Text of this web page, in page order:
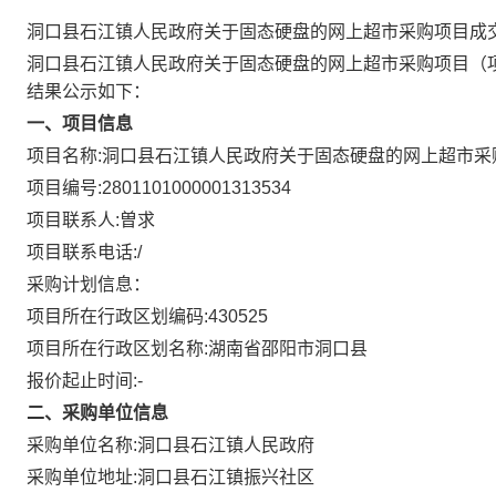
洞口县石江镇人民政府关于固态硬盘的网上超市采购项目成
洞口县石江镇人民政府关于固态硬盘的网上超市采购项目
结果公示如下：
一、项目信息
项目名称:洞口县石江镇人民政府关于固态硬盘的网上超市采
项目编号:2801101000001313534
项目联系人:曽求
项目联系电话:/
采购计划信息：
项目所在行政区划编码:430525
项目所在行政区划名称:湖南省邵阳市洞口县
报价起止时间:-
二、采购单位信息
采购单位名称:洞口县石江镇人民政府
采购单位地址:洞口县石江镇振兴社区